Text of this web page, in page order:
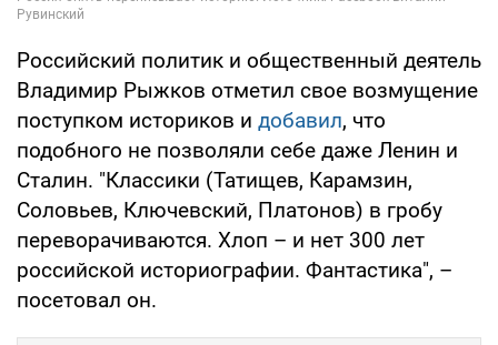
Российский политик и общественный деятель
Владимир Рыжков отметил свое возмущение
поступком историков и добавил, что
подобного не позволяли себе даже Ленин и
Сталин. "Классики (Татищев, Карамзин,
Соловьев, Ключевский, Платонов) в гробу
переворачиваются. Хлоп – и нет 300 лет
российской историографии. Фантастика", –
посетовал он.